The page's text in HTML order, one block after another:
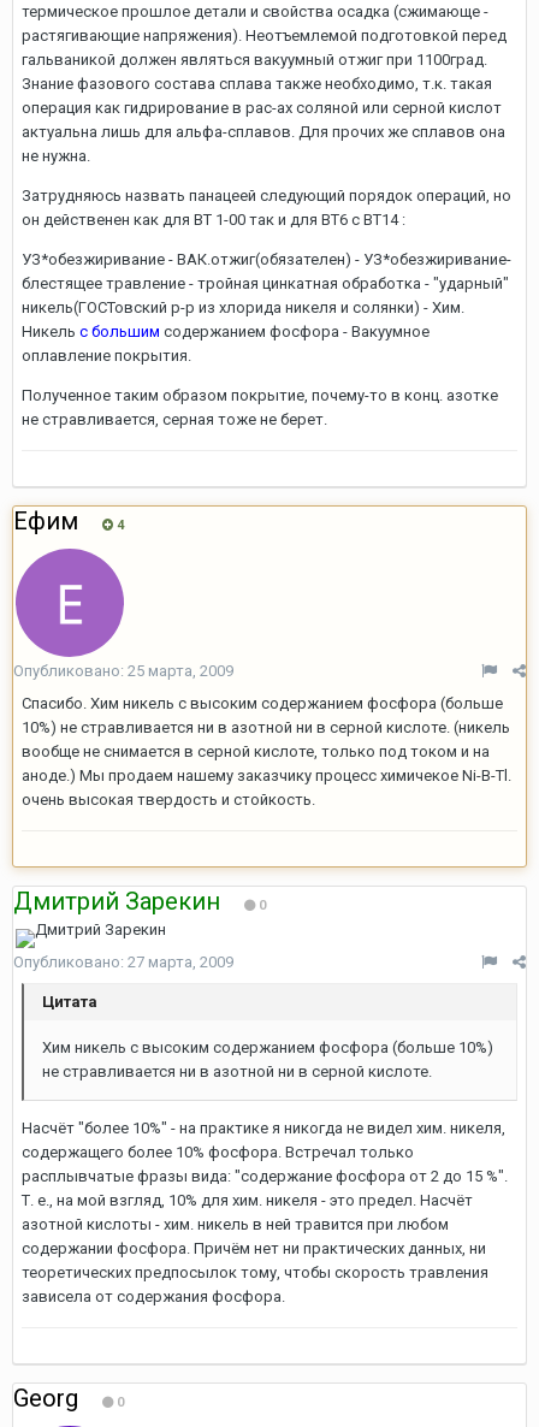
термическое прошлое детали и свойства осадка (сжимающе -
растягивающие напряжения). Неотъемлемой подготовкой перед
гальваникой должен являться вакуумный отжиг при 1100град.
Знание фазового состава сплава также необходимо, т.к. такая
операция как гидрирование в рас-ах соляной или серной кислот
актуальна лишь для альфа-сплавов. Для прочих же сплавов она
не нужна.
Затрудняюсь назвать панацеей следующий порядок операций, но
он действенен как для ВТ 1-00 так и для ВТ6 с ВТ14 :
УЗ*обезжиривание - ВАК.отжиг(обязателен) - УЗ*обезжиривание-
блестящее травление - тройная цинкатная обработка - "ударный"
никель(ГОСТовский р-р из хлорида никеля и солянки) - Хим.
Никель с большим содержанием фосфора - Вакуумное
оплавление покрытия.
Полученное таким образом покрытие, почему-то в конц. азотке
не стравливается, серная тоже не берет.
Ефим 4
Опубликовано: 25 марта, 2009
Спасибо. Хим никель с высоким содержанием фосфора (больше
10%) не стравливается ни в азотной ни в серной кислоте. (никель
вообще не снимается в серной кислоте, только под током и на
аноде.) Мы продаем нашему заказчику процесс химичекое Ni-B-Tl.
очень высокая твердость и стойкость.
Дмитрий Зарекин 0
Опубликовано: 27 марта, 2009
Цитата
Хим никель с высоким содержанием фосфора (больше 10%)
не стравливается ни в азотной ни в серной кислоте.
Насчёт "более 10%" - на практике я никогда не видел хим. никеля,
содержащего более 10% фосфора. Встречал только
расплывчатые фразы вида: "содержание фосфора от 2 до 15 %".
Т. е., на мой взгляд, 10% для хим. никеля - это предел. Насчёт
азотной кислоты - хим. никель в ней травится при любом
содержании фосфора. Причём нет ни практических данных, ни
теоретических предпосылок тому, чтобы скорость травления
зависела от содержания фосфора.
Georg 0